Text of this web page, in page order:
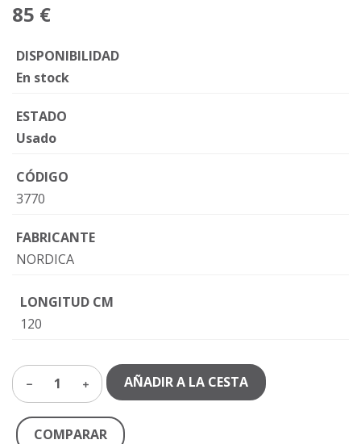
85 €
DISPONIBILIDAD
En stock
ESTADO
Usado
CÓDIGO
3770
FABRICANTE
NORDICA
LONGITUD CM
120
1 AÑADIR A LA CESTA
COMPARAR